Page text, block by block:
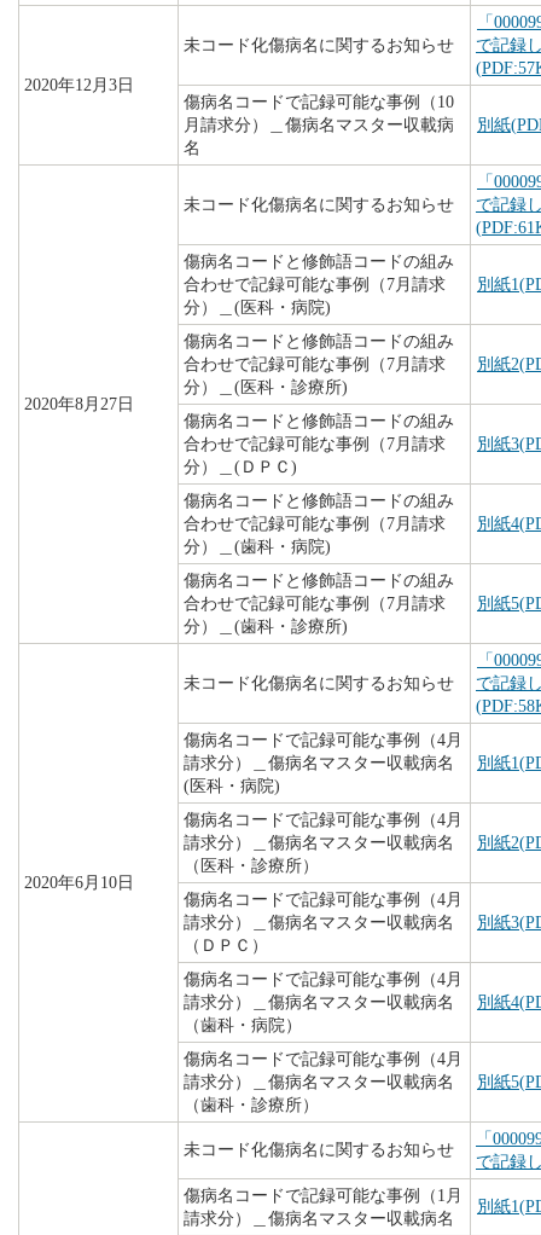
2020年12月3日
未コード化傷病名に関するお知らせ
「
で記録
傷病名コードで記録可能な事例（10
月請求分）＿傷病名マスター収載病
名
別紙
2020年8月27日
未コード化傷病名に関するお知らせ
「
で記録
傷病名コードと修飾語コードの組み
合わせで記録可能な事例（7月請求
分）＿(医科・病院)
別紙
傷病名コードと修飾語コードの組み
合わせで記録可能な事例（7月請求
分）＿(医科・診療所)
別紙
傷病名コードと修飾語コードの組み
合わせで記録可能な事例（7月請求
分）＿(ＤＰＣ)
別紙
傷病名コードと修飾語コードの組み
合わせで記録可能な事例（7月請求
分）＿(歯科・病院)
別紙
傷病名コードと修飾語コードの組み
合わせで記録可能な事例（7月請求
分）＿(歯科・診療所)
別紙
2020年6月10日
未コード化傷病名に関するお知らせ
「
で記録
傷病名コードで記録可能な事例（4月
請求分）＿傷病名マスター収載病名
(医科・病院)
別紙
傷病名コードで記録可能な事例（4月
請求分）＿傷病名マスター収載病名
（医科・診療所）
別紙
傷病名コードで記録可能な事例（4月
請求分）＿傷病名マスター収載病名
（ＤＰＣ）
別紙
傷病名コードで記録可能な事例（4月
請求分）＿傷病名マスター収載病名
（歯科・病院）
別紙
傷病名コードで記録可能な事例（4月
請求分）＿傷病名マスター収載病名
（歯科・診療所）
別紙
未コード化傷病名に関するお知らせ
「
で記録
傷病名コードで記録可能な事例（1月
請求分）＿傷病名マスター収載病名
別紙